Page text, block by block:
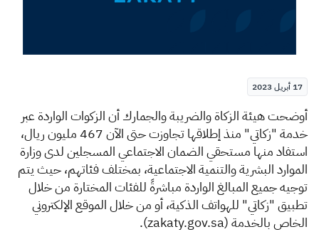
17 أبريل 2023
​​​​​​أوضحت هيئة الزكاة والضريبة والجمارك أن الزكوات الواردة عبر
خدمة "زكاتي" منذ إطلاقها تجاوزت
حتى الآن 467 مليون ريال،
استفاد منها مستحقي الضمان الاجتماعي المسجلين لدى وزارة
الموارد البشرية والتنمية الاجتماعية، بمختلف فئاتهم، حيث يتم
توجيه جميع المبالغ الواردة مباشرةً للفئات المختارة من خلال
تطبيق "زكاتي" للهواتف الذكية، أو من خلال الموقع الإلكتروني
الخاص بالخدمة(zakaty.g
ov.sa
)
.